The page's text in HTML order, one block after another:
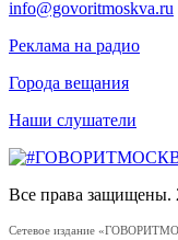
info@govoritmoskva.ru
Реклама на радио
Города вещания
Наши слушатели
Все права защищены.
Сетевое издание